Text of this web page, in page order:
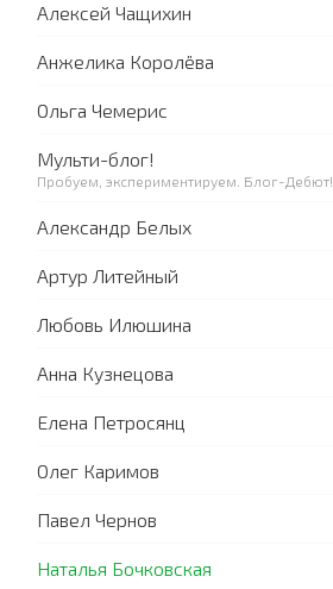
Алексей Чащихин
Анжелика Королёва
Ольга Чемерис
Мульти-блог!
Пробуем, экспериментируем. Блог-Дебют!
Александр Белых
Артур Литейный
Любовь Илюшина
Анна Кузнецова
Елена Петросянц
Олег Каримов
Павел Чернов
Наталья Бочковская